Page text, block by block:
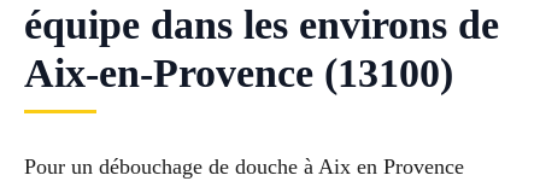
équipe dans les environs de
Aix-en-Provence (13100)
Pour un débouchage de douche à Aix en Provence